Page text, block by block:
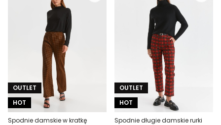
OUTLET
HOT
Spodnie damskie w kratkę
OUTLET
HOT
Spodnie długie damskie rurki